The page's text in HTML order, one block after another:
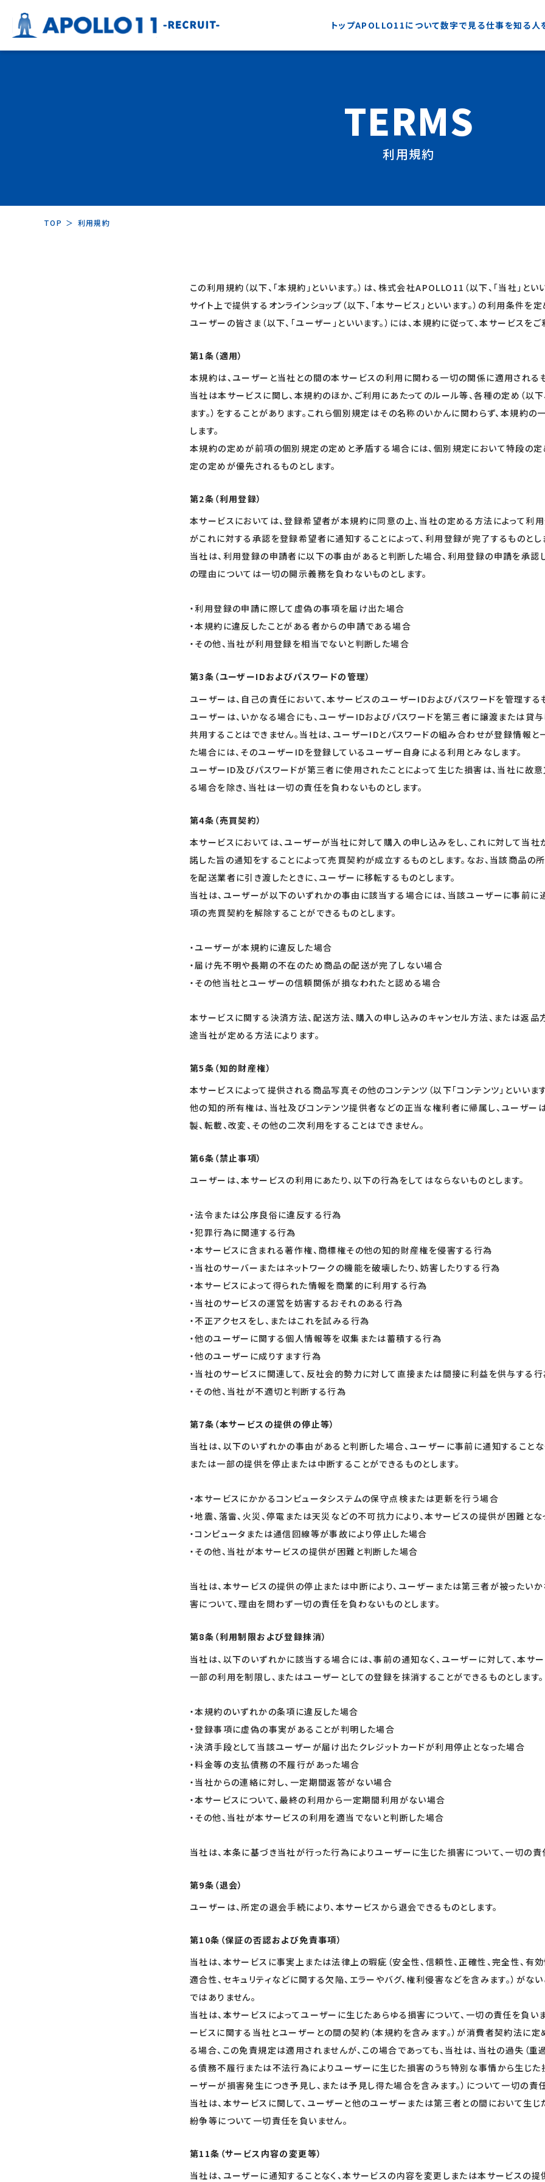
トップAPOLLO11について数字で見る仕事を知る人
TERMS
利用規約
TOP ＞ 利用規約
この利用規約（以下、「本規約」といいます。）は、株式会社APOLLO11（以下、「当社」とい
サイト上で提供するオンラインショップ（以下、「本サービス」といいます。）の利用条件を
ユーザーの皆さま（以下、「ユーザー」といいます。）には、本規約に従って、本サービスをご
第1条（適用）
本規約は、ユーザーと当社との間の本サービスの利用に関わる一切の関係に適用されるも
当社は本サービスに関し、本規約のほか、ご利用にあたってのルール等、各種の定め（以下
ます。）をすることがあります。これら個別規定はその名称のいかんに関わらず、本規約の
します。
本規約の定めが前項の個別規定の定めと矛盾する場合には、個別規定において特段の定
定の定めが優先されるものとします。
第2条（利用登録）
本サービスにおいては、登録希望者が本規約に同意の上、当社の定める方法によって利
がこれに対する承認を登録希望者に通知することによって、利用登録が完了するものとし
当社は、利用登録の申請者に以下の事由があると判断した場合、利用登録の申請を承認
の理由については一切の開示義務を負わないものとします。
・利用登録の申請に際して虚偽の事項を届け出た場合
・本規約に違反したことがある者からの申請である場合
・その他、当社が利用登録を相当でないと判断した場合
第3条（ユーザーIDおよびパスワードの管理）
ユーザーは、自己の責任において、本サービスのユーザーIDおよびパスワードを管理する
ユーザーは、いかなる場合にも、ユーザーIDおよびパスワードを第三者に譲渡または貸与
共用することはできません。当社は、ユーザーIDとパスワードの組み合わせが登録情報と
た場合には、そのユーザーIDを登録しているユーザー自身による利用とみなします。
ユーザーID及びパスワードが第三者に使用されたことによって生じた損害は、当社に故
る場合を除き、当社は一切の責任を負わないものとします。
第4条（売買契約）
本サービスにおいては、ユーザーが当社に対して購入の申し込みをし、これに対して当
諾した旨の通知をすることによって売買契約が成立するものとします。なお、当該商品の
を配送業者に引き渡したときに、ユーザーに移転するものとします。
当社は、ユーザーが以下のいずれかの事由に該当する場合には、当該ユーザーに事前に
項の売買契約を解除することができるものとします。
・ユーザーが本規約に違反した場合
・届け先不明や長期の不在のため商品の配送が完了しない場合
・その他当社とユーザーの信頼関係が損なわれたと認める場合
本サービスに関する決済方法、配送方法、購入の申し込みのキャンセル方法、または返品
途当社が定める方法によります。
第5条（知的財産権）
本サービスによって提供される商品写真その他のコンテンツ（以下「コンテンツ」といいま
他の知的所有権は、当社及びコンテンツ提供者などの正当な権利者に帰属し、ユーザー
製、転載、改変、その他の二次利用をすることはできません。
第6条（禁止事項）
ユーザーは、本サービスの利用にあたり、以下の行為をしてはならないものとします。
・法令または公序良俗に違反する行為
・犯罪行為に関連する行為
・本サービスに含まれる著作権、商標権その他の知的財産権を侵害する行為
・当社のサーバーまたはネットワークの機能を破壊したり、妨害したりする行為
・本サービスによって得られた情報を商業的に利用する行為
・当社のサービスの運営を妨害するおそれのある行為
・不正アクセスをし、またはこれを試みる行為
・他のユーザーに関する個人情報等を収集または蓄積する行為
・他のユーザーに成りすます行為
・当社のサービスに関連して、反社会的勢力に対して直接または間接に利益を供与する行
・その他、当社が不適切と判断する行為
第7条（本サービスの提供の停止等）
当社は、以下のいずれかの事由があると判断した場合、ユーザーに事前に通知すること
または一部の提供を停止または中断することができるものとします。
・本サービスにかかるコンピュータシステムの保守点検または更新を行う場合
・地震、落雷、火災、停電または天災などの不可抗力により、本サービスの提供が困難と
・コンピュータまたは通信回線等が事故により停止した場合
・その他、当社が本サービスの提供が困難と判断した場合
当社は、本サービスの提供の停止または中断により、ユーザーまたは第三者が被ったい
害について、理由を問わず一切の責任を負わないものとします。
第8条（利用制限および登録抹消）
当社は、以下のいずれかに該当する場合には、事前の通知なく、ユーザーに対して、本サ
一部の利用を制限し、またはユーザーとしての登録を抹消することができるものとします。
・本規約のいずれかの条項に違反した場合
・登録事項に虚偽の事実があることが判明した場合
・決済手段として当該ユーザーが届け出たクレジットカードが利用停止となった場合
・料金等の支払債務の不履行があった場合
・当社からの連絡に対し、一定期間返答がない場合
・本サービスについて、最終の利用から一定期間利用がない場合
・その他、当社が本サービスの利用を適当でないと判断した場合
当社は、本条に基づき当社が行った行為によりユーザーに生じた損害について、一切の責
第9条（退会）
ユーザーは、所定の退会手続により、本サービスから退会できるものとします。
第10条（保証の否認および免責事項）
当社は、本サービスに事実上または法律上の瑕疵（安全性、信頼性、正確性、完全性、有
適合性、セキュリティなどに関する欠陥、エラーやバグ、権利侵害などを含みます。）がな
ではありません。
当社は、本サービスによってユーザーに生じたあらゆる損害について、一切の責任を負い
ービスに関する当社とユーザーとの間の契約（本規約を含みます。）が消費者契約法に
る場合、この免責規定は適用されませんが、この場合であっても、当社は、当社の過失（重
る債務不履行または不法行為によりユーザーに生じた損害のうち特別な事情から生じた
ーザーが損害発生につき予見し、または予見し得た場合を含みます。）について一切の責
当社は、本サービスに関して、ユーザーと他のユーザーまたは第三者との間において生じ
紛争等について一切責任を負いません。
第11条（サービス内容の変更等）
当社は、ユーザーに通知することなく、本サービスの内容を変更しまたは本サービスの提